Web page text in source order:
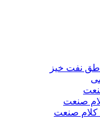
نفت خیز
صنعت
کلام صنعت